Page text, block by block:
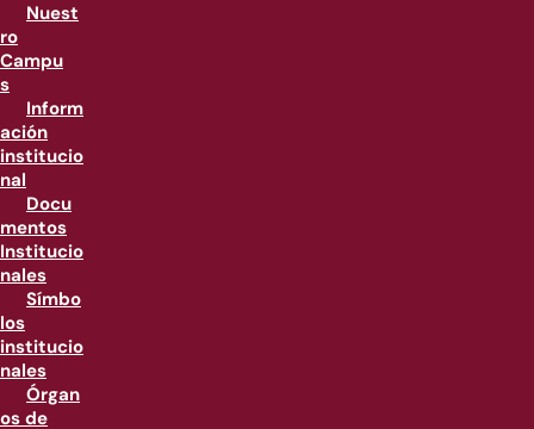
Nuest
ro
Campu
s
Inform
ación
institucio
nal
Docu
mentos
Institucio
nales
Símbo
los
institucio
nales
Órgan
os de